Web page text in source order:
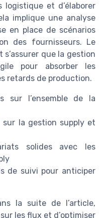
et d’élaborer
implique une analyse
en place de scénarios
des fournisseurs. Le
que la gestion
pour absorber les
retards de production.
sur l’ensemble de la
sur la gestion supply et
solides avec les
de suivi pour anticiper
la suite de l’article,
les flux et d’optimiser